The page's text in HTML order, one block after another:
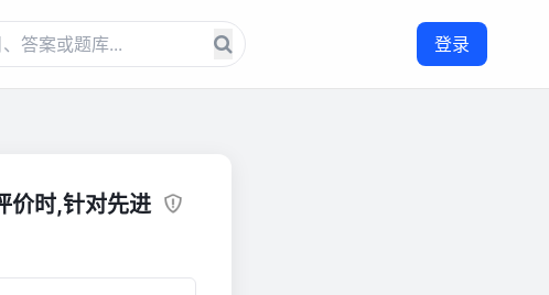
登录
价时,针对先进